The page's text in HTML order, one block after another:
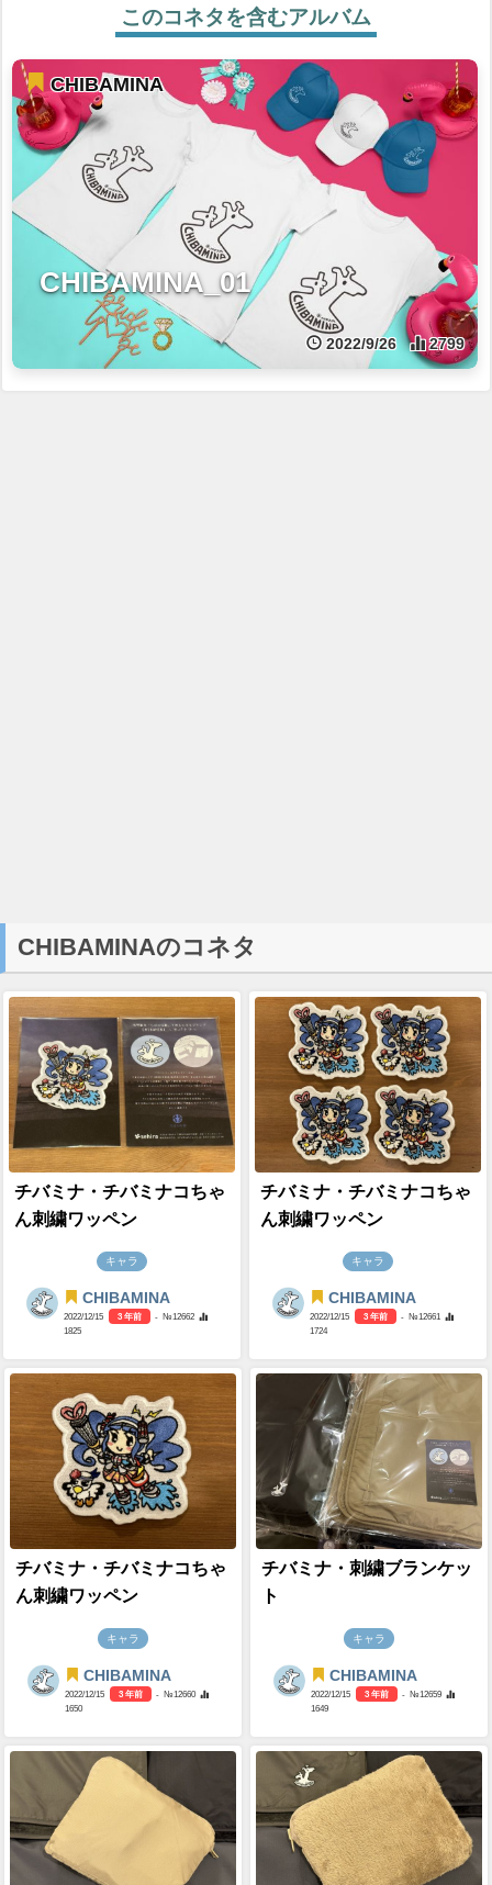
このコネタを含むアルバム
CHIBAMINA
CHIBAMINA_01
2022/9/26 2799
CHIBAMINAのコネタ
チバミナ・チバミナコちゃ
ん刺繍ワッペン
キャラ
CHIBAMINA
2022/12/15 3 年前
- №12662
1825
チバミナ・チバミナコちゃ
ん刺繍ワッペン
キャラ
CHIBAMINA
2022/12/15 3 年前
- №12661
1724
チバミナ・チバミナコちゃ
ん刺繍ワッペン
キャラ
CHIBAMINA
2022/12/15 3 年前
- №12660
1650
チバミナ・刺繍ブランケッ
ト
キャラ
CHIBAMINA
2022/12/15 3 年前
- №12659
1649